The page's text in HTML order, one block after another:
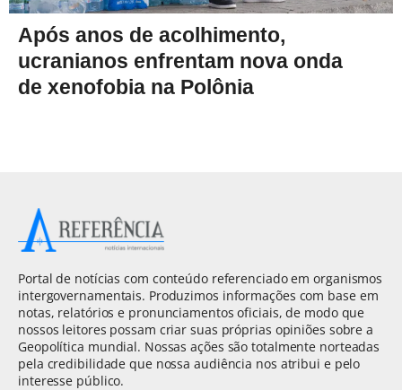
Após anos de acolhimento,
ucranianos enfrentam nova onda
de xenofobia na Polônia
Portal de notícias com conteúdo referenciado em organismos
intergovernamentais. Produzimos informações com base em
notas, relatórios e pronunciamentos oficiais, de modo que
nossos leitores possam criar suas próprias opiniões sobre a
Geopolítica mundial. Nossas ações são totalmente norteadas
pela credibilidade que nossa audiência nos atribui e pelo
interesse público.